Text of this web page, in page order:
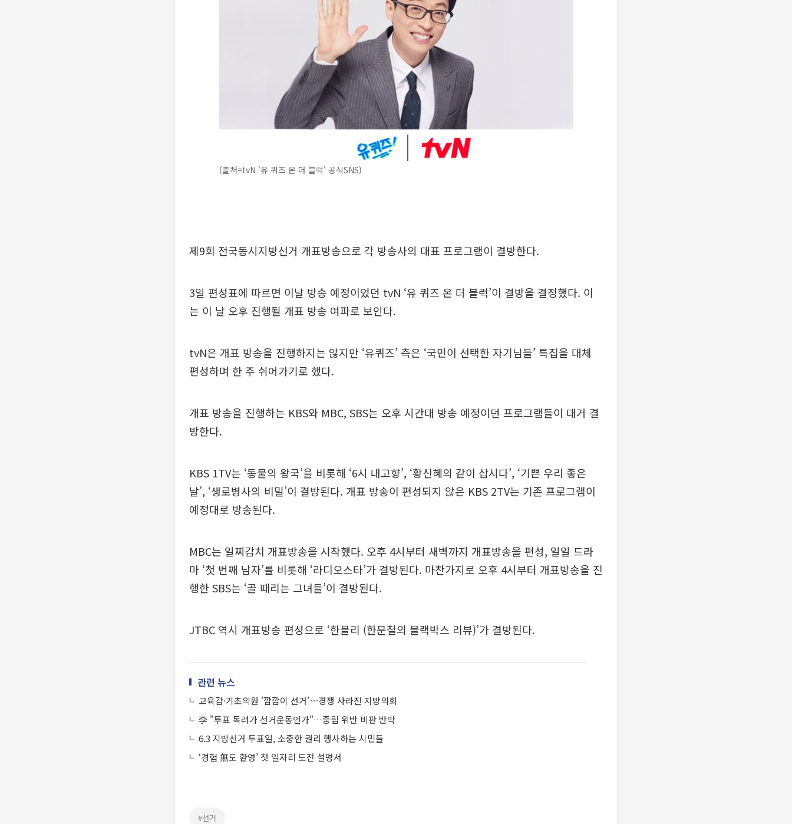
(출처=tvN '유 퀴즈 온 더 블럭' 공식SNS)
제9회 전국동시지방선거 개표방송으로 각 방송사의 대표 프로그램이 결방한다.
3일 편성표에 따르면 이날 방송 예정이었던 tvN ‘유 퀴즈 온 더 블럭’이 결방을 결정했다. 이
는 이 날 오후 진행될 개표 방송 여파로 보인다.
tvN은 개표 방송을 진행하지는 않지만 ‘유퀴즈’ 측은 ‘국민이 선택한 자기님들’ 특집을 대체
편성하며 한 주 쉬어가기로 했다.
개표 방송을 진행하는 KBS와 MBC, SBS는 오후 시간대 방송 예정이던 프로그램들이 대거 결
방한다.
KBS 1TV는 ‘동물의 왕국’을 비롯해 ‘6시 내고향’, ‘황신혜의 같이 삽시다’, ‘기쁜 우리 좋은
날’, ‘생로병사의 비밀’이 결방된다. 개표 방송이 편성되지 않은 KBS 2TV는 기존 프로그램이
예정대로 방송된다.
MBC는 일찌감치 개표방송을 시작했다. 오후 4시부터 새벽까지 개표방송을 편성, 일일 드라
마 ‘첫 번째 남자’를 비롯해 ‘라디오스타’가 결방된다. 마찬가지로 오후 4시부터 개표방송을 진
행한 SBS는 ‘골 때리는 그녀들’이 결방된다.
JTBC 역시 개표방송 편성으로 ‘한블리 (한문철의 블랙박스 리뷰)’가 결방된다.
관련 뉴스
교육감·기초의원 '깜깜이 선거'⋯경쟁 사라진 지방의회
李 "투표 독려가 선거운동인가"…중립 위반 비판 반박
6.3 지방선거 투표일, 소중한 권리 행사하는 시민들
‘경험 無도 환영’ 첫 일자리 도전 설명서
#선거